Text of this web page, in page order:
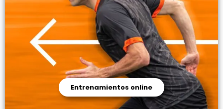
Entrenamientos online